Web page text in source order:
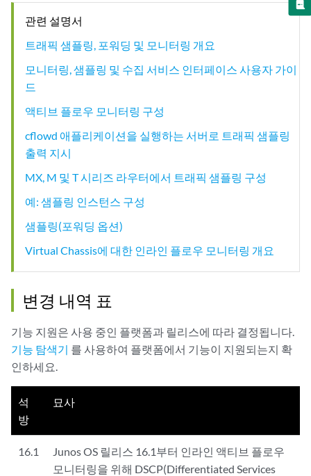
관련 설명서
트래픽 샘플링, 포워딩 및 모니터링 개요
모니터링, 샘플링 및 수집 서비스 인터페이스 사용자 가이
드
액티브 플로우 모니터링 구성
cflowd 애플리케이션을 실행하는 서버로 트래픽 샘플링
출력 지시
MX, M 및 T 시리즈 라우터에서 트래픽 샘플링 구성
예: 샘플링 인스턴스 구성
샘플링(포워딩 옵션)
Virtual Chassis에 대한 인라인 플로우 모니터링 개요
변경 내역 표
기능 지원은 사용 중인 플랫폼과 릴리스에 따라 결정됩니다.
기능 탐색기 를 사용하여 플랫폼에서 기능이 지원되는지 확
인하세요.
석
방
묘사
16.1
Junos OS 릴리스 16.1부터 인라인 액티브 플로우
모니터링을 위해 DSCP(Differentiated Services